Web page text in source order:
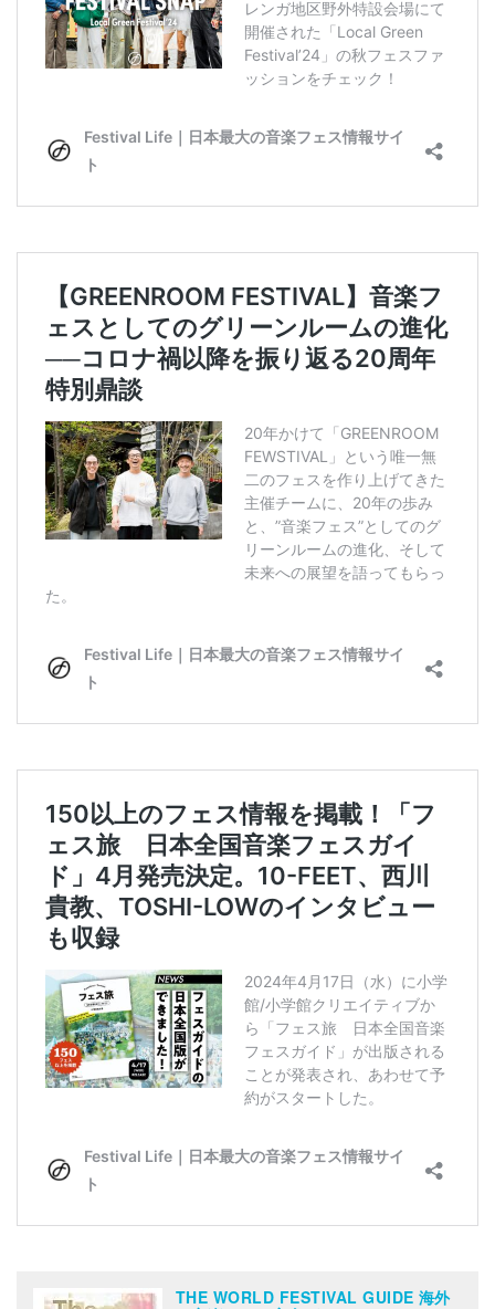
THE WORLD FESTIVAL GUIDE 海外